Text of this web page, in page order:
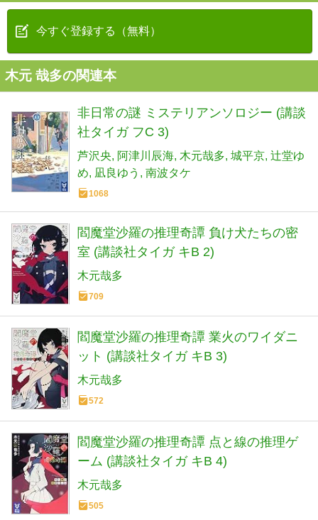
今すぐ登録する（無料）
木元 哉多の関連本
非日常の謎 ミステリアンソロジー (講談
社タイガ フC 3)
芦沢央 阿津川辰海 木元哉多 城平京 辻堂ゆ
め
凪良ゆう 南波タケ
1068
閻魔堂沙羅の推理奇譚 負け犬たちの密
室 (講談社タイガ キB 2)
木元哉多
709
閻魔堂沙羅の推理奇譚 業火のワイダニ
ット (講談社タイガ キB 3)
木元哉多
572
閻魔堂沙羅の推理奇譚 点と線の推理ゲ
ーム (講談社タイガ キB 4)
木元哉多
505